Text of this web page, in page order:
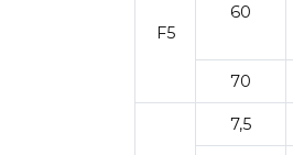
F5
60
70
7,5